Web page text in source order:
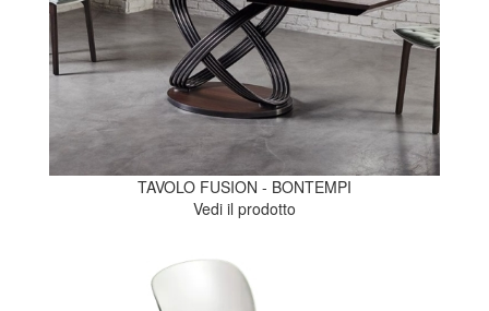
TAVOLO FUSION - BONTEMPI
Vedi il prodotto